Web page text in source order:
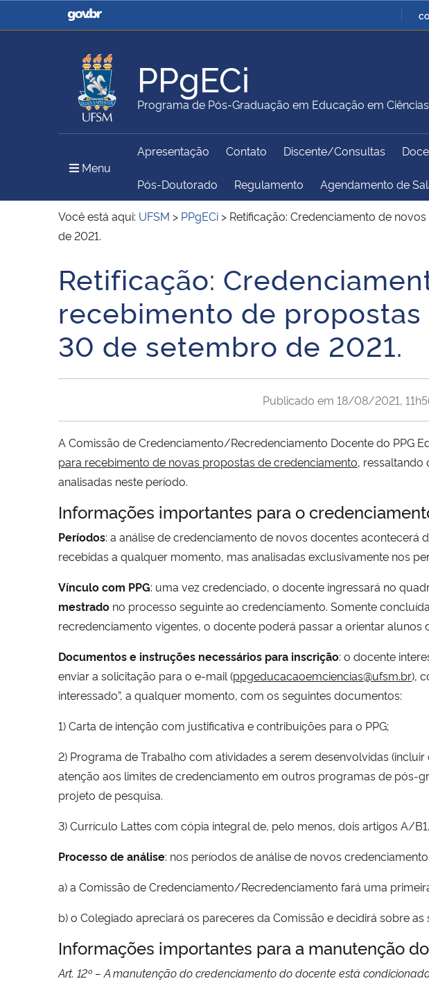
Casa Civil
Ministério da Justiça e
Ministério da Defesa
Ministério da Agricultura,
Pecuária e Abastecimento
Ministério da Educação
Ministério do Meio Ambiente
Desenvolvimento
Secretaria de Governo
PPgECi
Programa de Pós-Graduação em Educação em Ciências
Menu
Apresentação Contato Discente/Consultas
Pós-Doutorado Regulamento Agendamento de
Você está aqui: UFSM > PPgECi > Retificação: Credenciamento de
de 2021.
Início do conteúdo
Retificação:
recebimento de
30 de setembro de 2021.
Publicado em 18/08/2021,
A Comissão de Credenciamento/Recredenciamento Docente do PPG
para recebimento de novas propostas de credenciamento, ressaltando
analisadas neste período.
Informações importantes para o
Períodos: a análise de credenciamento de novos docentes acontecerá
recebidas a qualquer momento, mas analisadas exclusivamente nos
Vínculo com PPG: uma vez credenciado, o docente ingressará no
mestrado no processo seguinte ao credenciamento. Somente
recredenciamento vigentes, o docente poderá passar a orientar alunos
Documentos e instruções necessários para inscrição: o docente
enviar a solicitação para o e-mail (ppgeducacaoemciencias@ufsm.br),
interessado”, a qualquer momento, com os seguintes documentos:
1) Carta de intenção com justificativa e contribuições para o PPG;
2) Programa de Trabalho com atividades a serem desenvolvidas
atenção aos limites de credenciamento em outros programas de pós-
projeto de pesquisa.
3) Currículo Lattes com cópia integral de, pelo menos, dois artigos A/
Processo de análise: nos períodos de análise de novos
a) a Comissão de Credenciamento/Recredenciamento fará uma
b) o Colegiado apreciará os pareceres da Comissão e decidirá sobre as
Informações importantes para a manutenção
Art. 12º – A manutenção do credenciamento do docente está